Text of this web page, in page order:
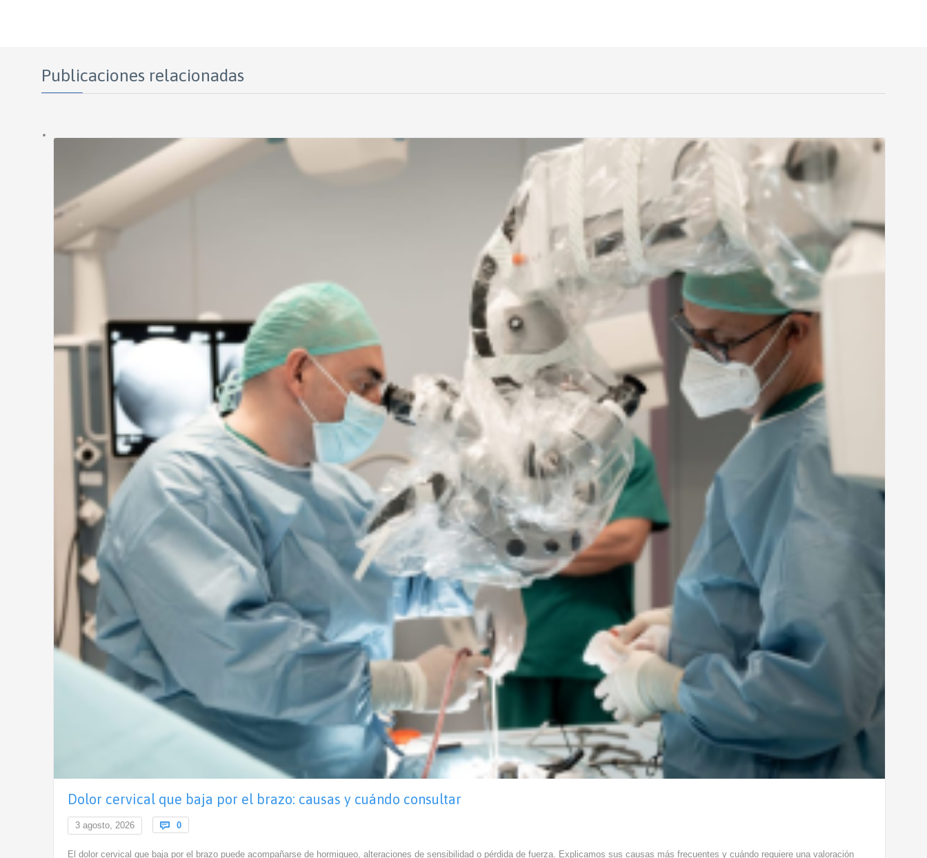
Publicaciones relacionadas
Dolor cervical que baja por el brazo: causas y cuándo consultar
3 agosto, 2026  0Comments
El dolor cervical que baja por el brazo puede acompañarse de hormigueo, alteraciones de sensibilidad o pérdida de fuerza. Explicamos sus causas más frecuentes y cuándo requiere una valoración